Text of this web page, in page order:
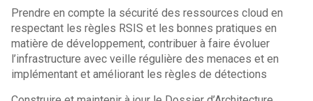
Prendre en compte la sécurité des ressources cloud en
respectant les règles RSIS et les bonnes pratiques en
matière de développement, contribuer à faire évoluer
l’infrastructure avec veille régulière des menaces et en
implémentant et améliorant les règles de détections